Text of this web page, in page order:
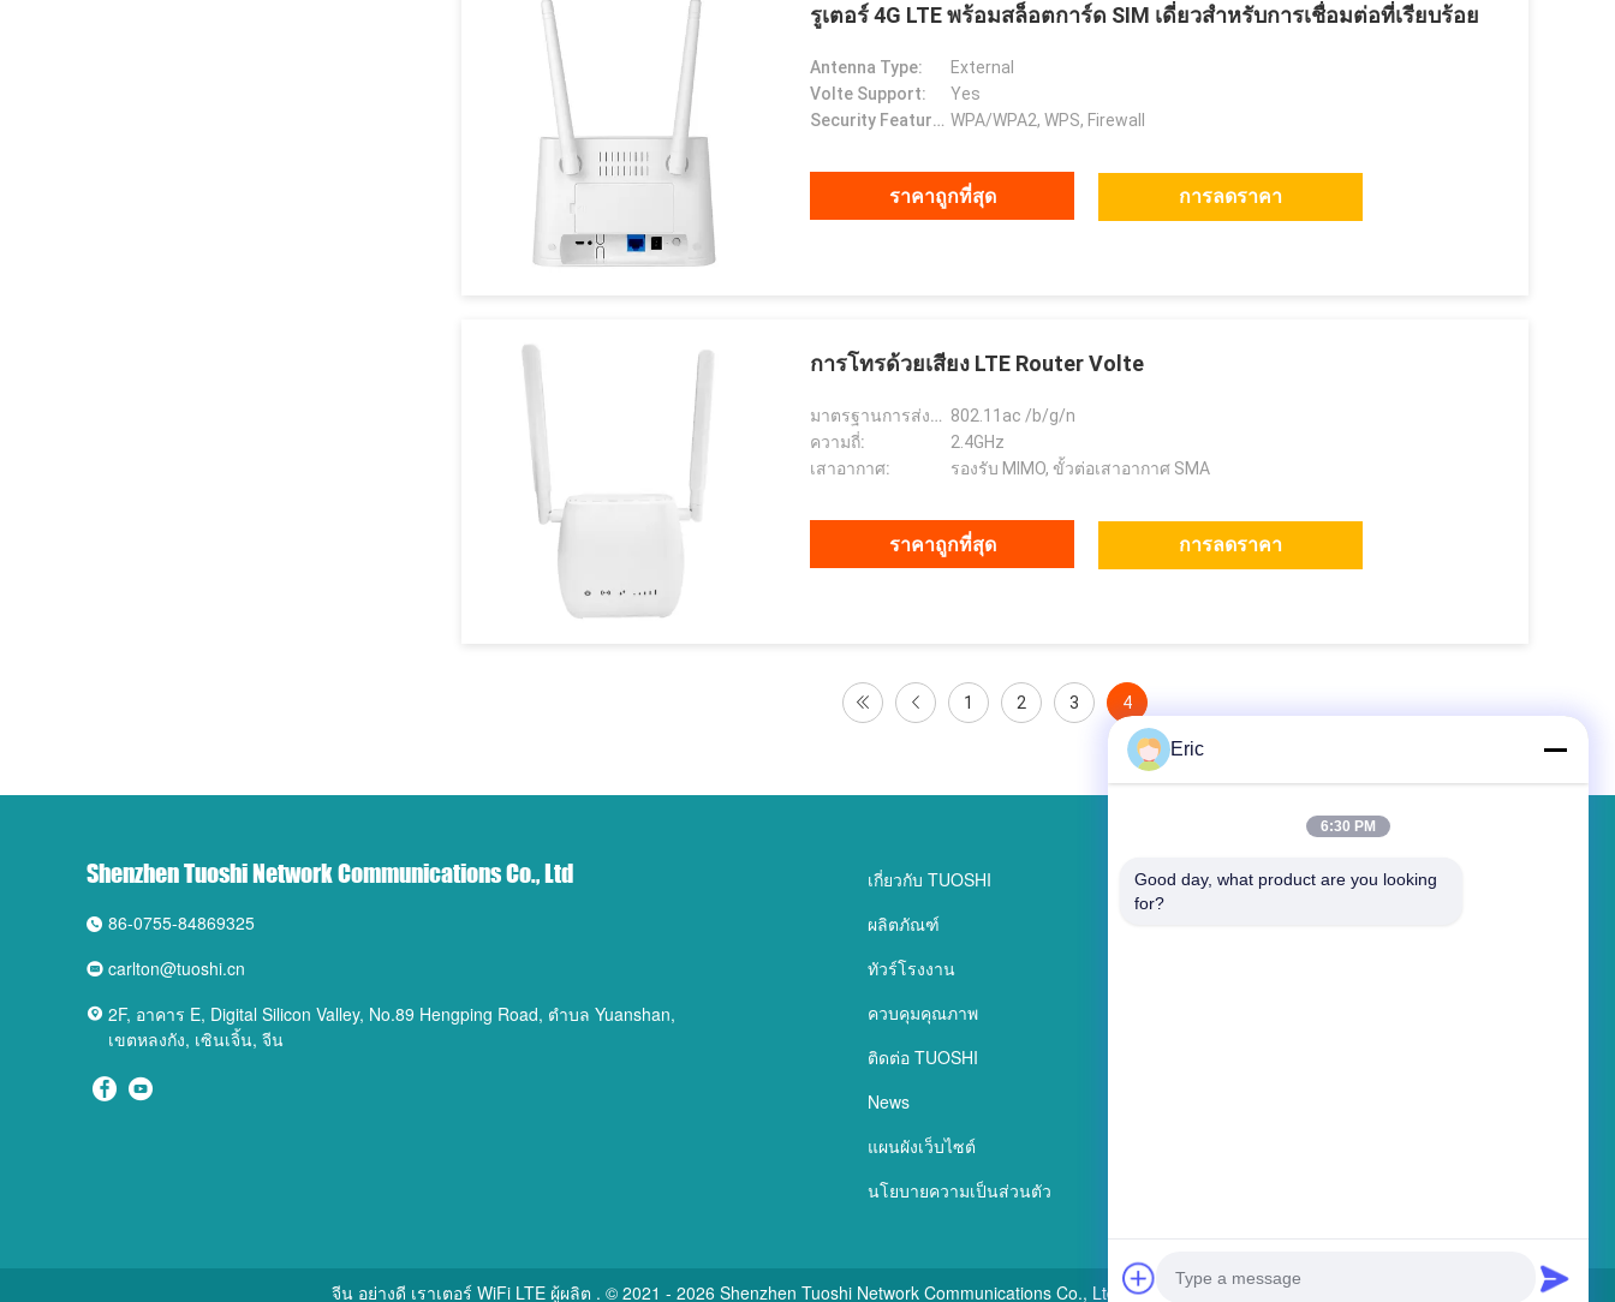
รูเตอร์ 4G LTE พร้อมสล็อตการ์ด SIM เดี่ยวสําหรับการเชื่อมต่อที่เรียบร้อย
Antenna Type:
External
Volte Support:
Yes
Security Features: WPA/WPA2, WPS, Firewall
ราคาถูกที่สุด การลดราคา
การโทรด้วยเสียง LTE Router Volte
มาตรฐานการส่งผ่าน Wi-Fi: 802.11ac /b/g/n
ความถี่:
2.4GHz
เสาอากาศ:
รองรับ MIMO, ขั้วต่อเสาอากาศ SMA
ราคาถูกที่สุด การลดราคา
1 2 3 4
Shenzhen Tuoshi Network Communications Co., Ltd
86-0755-84869325
carlton@tuoshi.cn
2F, อาคาร E, Digital Silicon Valley, No.89 Hengping Road, ตำบล Yuanshan,
เขตหลงกัง, เซินเจิ้น, จีน
เกี่ยวกับ TUOSHI
ผลิตภัณฑ์
ทัวร์โรงงาน
ควบคุมคุณภาพ
ติดต่อ TUOSHI
News
แผนผังเว็บไซต์
นโยบายความเป็นส่วนตัว
ฝากข้อความ
จีน อย่างดี เราเตอร์ WiFi LTE ผู้ผลิต . © 2021 - 2026 Shenzhen Tuoshi Network Communications Co., Ltd . All Rights Reserved.
Eric
6:30 PM
Good day, what product are you looking
for?